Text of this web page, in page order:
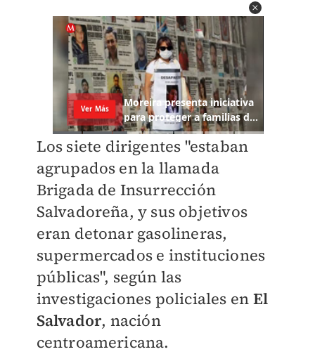
Los siete dirigentes "estaban
agrupados en la llamada
Brigada de Insurrección
Salvadoreña, y sus objetivos
eran detonar gasolineras,
supermercados e instituciones
públicas", según las
investigaciones policiales en El
Salvador, nación
centroamericana.